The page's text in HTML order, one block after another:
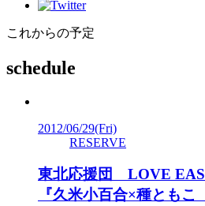
これからの予定
schedule
2012/06/29(Fri)
RESERVE
東北応援団 LOVE
『久米小百合×種とも